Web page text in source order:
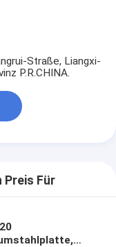
Straße, Liangxi-
P.R.CHINA.
Preis Für